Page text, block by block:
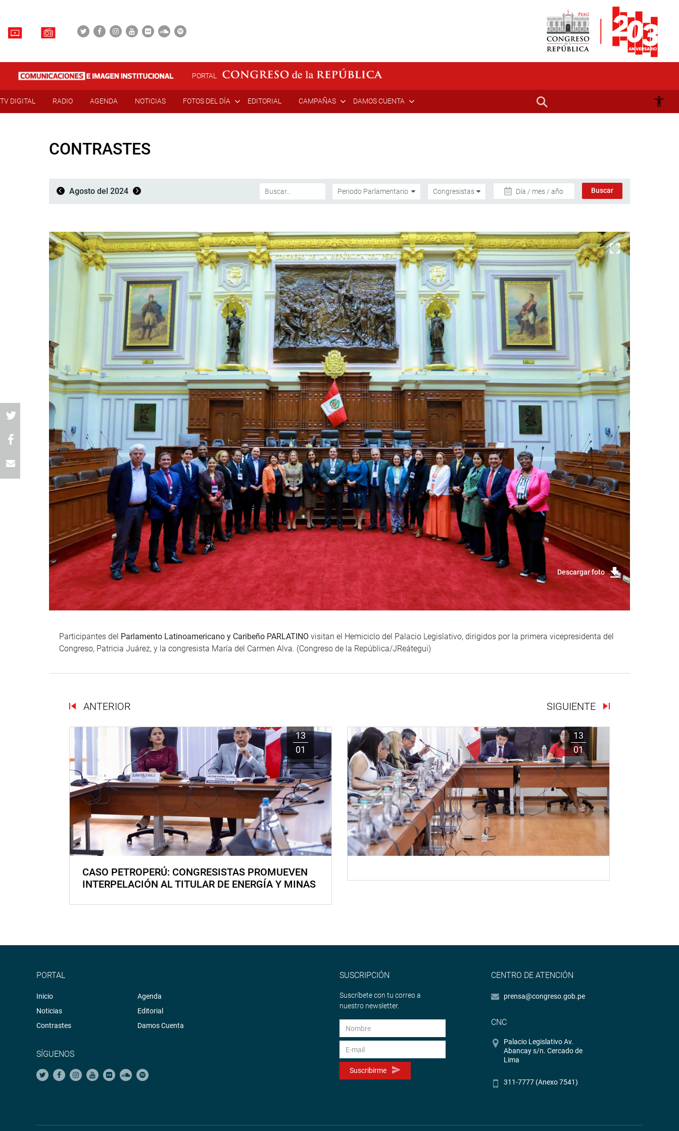
PORTAL
TV DIGITAL RADIO AGENDA NOTICIAS FOTOS DEL DÍA EDITORIAL CAMPAÑAS DAMOS CUENTA
CONTRASTES
Agosto del 2024 Día / mes / año
Descargar foto
Participantes del Parlamento Latinoamericano y Caribeño PARLATINO visitan el Hemiciclo del Palacio Legislativo, dirigidos por la primera vicepresidenta del
Congreso, Patricia Juárez, y la congresista María del Carmen Alva. (Congreso de la República/JReátegui)
ANTERIOR SIGUIENTE
13
01
CASO PETROPERÚ: CONGRESISTAS PROMUEVEN
INTERPELACIÓN AL TITULAR DE ENERGÍA Y MINAS
13
01
PORTAL
Inicio
Noticias
Contrastes
Agenda
Editorial
Damos Cuenta
SÍGUENOS
SUSCRIPCIÓN
Suscríbete con tu correo a
nuestro newsletter.
Suscribirme
CENTRO DE ATENCIÓN
prensa@congreso.gob.pe
CNC
Palacio Legislativo Av.
Abancay s/n. Cercado de
Lima
311-7777 (Anexo 7541)